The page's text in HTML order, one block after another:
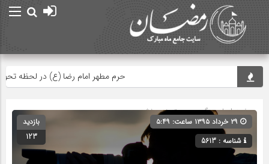
حرم مطهر امام رضا (ع) در لحظه تحویل
صفحه اصلی» گروه » دسته‌بندی نشده
شناسه : 5613
بازدید
123